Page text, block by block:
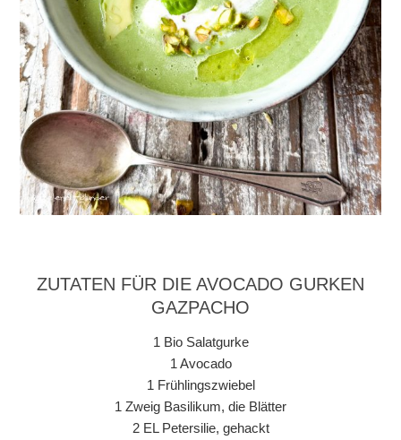
ZUTATEN FÜR DIE AVOCADO GURKEN
GAZPACHO
1 Bio Salatgurke
1 Avocado
1 Frühlingszwiebel
1 Zweig Basilikum, die Blätter
2 EL Petersilie, gehackt